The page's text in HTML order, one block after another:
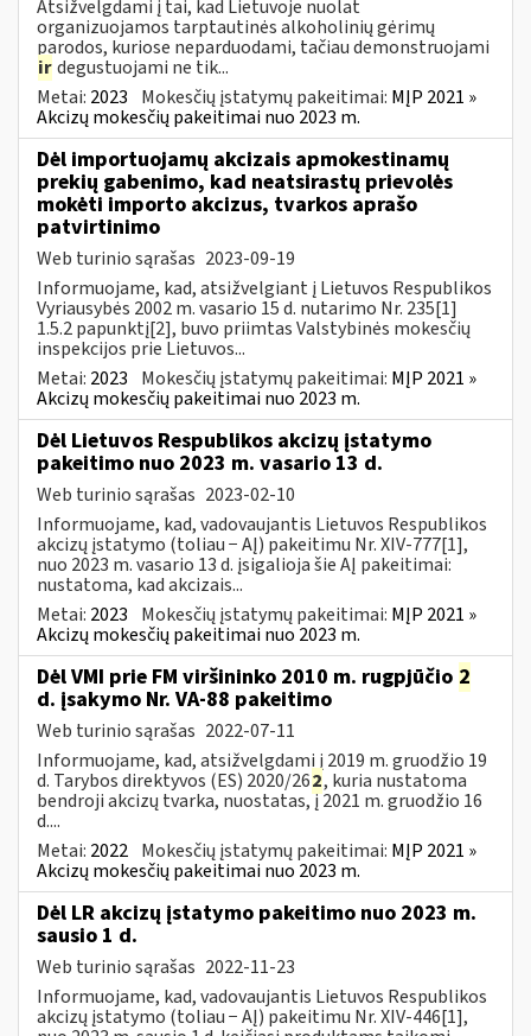
Atsižvelgdami į tai, kad Lietuvoje nuolat
organizuojamos tarptautinės alkoholinių gėrimų
parodos, kuriose neparduodami, tačiau demonstruojami
irdegustuojami ne tik...
Metai: 2023 Mokesčių įstatymų pakeitimai: MĮP 2021 »
Akcizų mokesčių pakeitimai nuo 2023 m.
Dėl importuojamų akcizais apmokestinamų
prekių gabenimo, kad neatsirastų prievolės
mokėti importo akcizus, tvarkos aprašo
patvirtinimo
Web turinio sąrašas 2023-09-19
Informuojame, kad, atsižvelgiant į Lietuvos Respublikos
Vyriausybės 2002 m. vasario 15 d. nutarimo Nr. 235[1]
1.5.2 papunktį[2], buvo priimtas Valstybinės mokesčių
inspekcijos prie Lietuvos...
Metai: 2023 Mokesčių įstatymų pakeitimai: MĮP 2021 »
Akcizų mokesčių pakeitimai nuo 2023 m.
Dėl Lietuvos Respublikos akcizų įstatymo
pakeitimo nuo 2023 m. vasario 13 d.
Web turinio sąrašas 2023-02-10
Informuojame, kad, vadovaujantis Lietuvos Respublikos
akcizų įstatymo (toliau − AĮ) pakeitimu Nr. XIV-777[1],
nuo 2023 m. vasario 13 d. įsigalioja šie AĮ pakeitimai:
nustatoma, kad akcizais...
Metai: 2023 Mokesčių įstatymų pakeitimai: MĮP 2021 »
Akcizų mokesčių pakeitimai nuo 2023 m.
Dėl VMI prie FM viršininko 2010 m. rugpjūčio 2
d. įsakymo Nr. VA-88 pakeitimo
Web turinio sąrašas 2022-07-11
Informuojame, kad, atsižvelgdami į 2019 m. gruodžio 19
d. Tarybos direktyvos (ES) 2020/262, kuria nustatoma
bendroji akcizų tvarka, nuostatas, į 2021 m. gruodžio 16
d....
Metai: 2022 Mokesčių įstatymų pakeitimai: MĮP 2021 »
Akcizų mokesčių pakeitimai nuo 2023 m.
Dėl LR akcizų įstatymo pakeitimo nuo 2023 m.
sausio 1 d.
Web turinio sąrašas 2022-11-23
Informuojame, kad, vadovaujantis Lietuvos Respublikos
akcizų įstatymo (toliau − AĮ) pakeitimu Nr. XIV-446[1],